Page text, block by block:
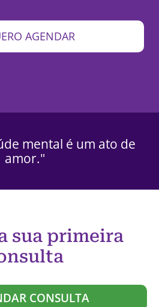
AGENDAR
mental é um ato de
amor."
sua primeira
CONSULTA